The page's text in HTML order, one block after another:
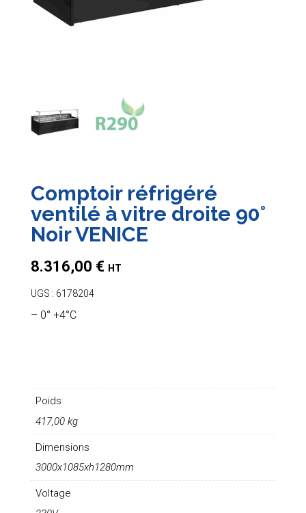
Comptoir réfrigéré
ventilé à vitre droite 90°
Noir VENICE
8.316,00 € HT
UGS : 6178204
– 0° +4°C
Poids
417,00 kg
Dimensions
3000x1085xh1280mm
Voltage